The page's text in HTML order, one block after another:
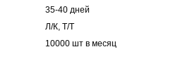
35-40 дней
Л/К, Т/Т
10000 шт в месяц